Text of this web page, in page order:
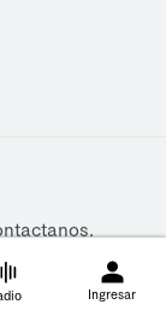
.
Ingresar